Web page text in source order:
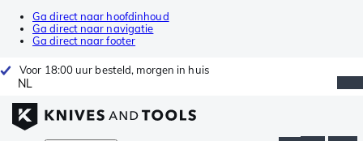
Ga direct naar hoofdinhoud
Ga direct naar navigatie
Ga direct naar footer
Voor 18:00 uur besteld, morgen in huis
NL